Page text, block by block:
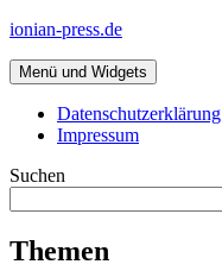
Zum
springen
ionian-press.de
Menü und Widgets
Datenschutzerklärung
Impressum
Suchen
Themen